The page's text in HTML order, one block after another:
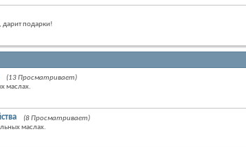
дарит подарки!
(13 Просматривает)
маслах.
(8 Просматривает)
маслах.